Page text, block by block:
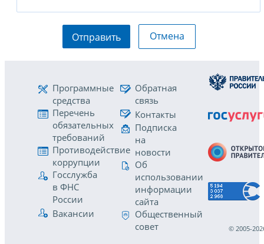
Отправить Отмена
Программные
средства
Перечень
обязательных
требований
Противодействие
коррупции
Госслужба
в ФНС
России
Вакансии
Обратная
связь
Контакты
Подписка
на
новости
Об
использовании
информации
сайта
Общественный
совет
© 2005-